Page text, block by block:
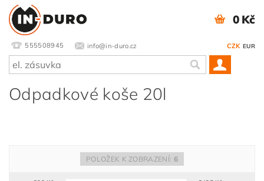
555508945 info@in-duro.cz CZK EUR
0 Kč
Odpadkové koše 20l
POLOŽEK K ZOBRAZENÍ: 6